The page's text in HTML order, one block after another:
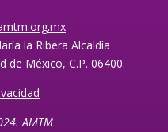
la Ribera Alcaldía
de México, C.P. 06400.
AMTM